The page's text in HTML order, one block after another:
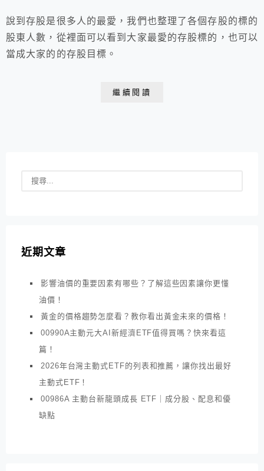
說到存股是很多人的最愛，我們也整理了各個存股的標的
股東人數，從裡面可以看到大家最愛的存股標的，也可以
當成大家的的存股目標。
繼續閱讀
近期文章
影響油價的重要因素有哪些？了解這些因素讓你更懂
油價！
黃金的價格趨勢怎麼看？教你看出黃金未來的價格！
00990A主動元大AI新經濟ETF值得買嗎？快來看這
篇！
2026年台灣主動式ETF的列表和推薦，讓你找出最好
主動式ETF！
00986A 主動台新龍頭成長 ETF｜成分股、配息和優
缺點